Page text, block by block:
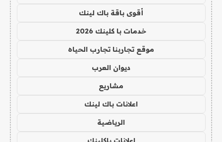
أقوى باقة باك لينك
خدمات با كلينك 2026
موقع تجاربنا تجارب الحياه
ديوان العرب
مشاريع
اعلانات باك لينك
الرياضية